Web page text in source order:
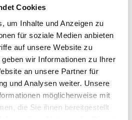
Cookies
um Inhalte und Anzeigen zu
für soziale Medien anbieten
auf unsere Website zu
wir Informationen zu Ihrer
an unsere Partner für
und Analysen weiter. Unsere
möglicherweise mit
die Sie ihnen bereitgestellt
sagt Christian Howe,
Deutschland. „Die Mitarbeiterinnen
arbeiten weltweit und jeden Tag
Kunden das Leben ein bisschen
unsere Mission! Nachdem wir
drei Circle K Stores an unseren
freuen wir uns, uns nun auch
zu können.“
Shop- und Waschkonzepte